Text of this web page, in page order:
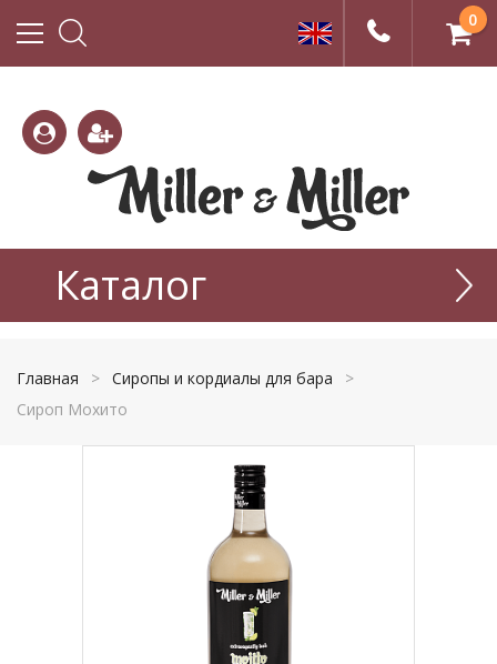
333-
(495)
77-99
0
Каталог
Главная > Сиропы и кордиалы для бара
>
Сироп Мохито